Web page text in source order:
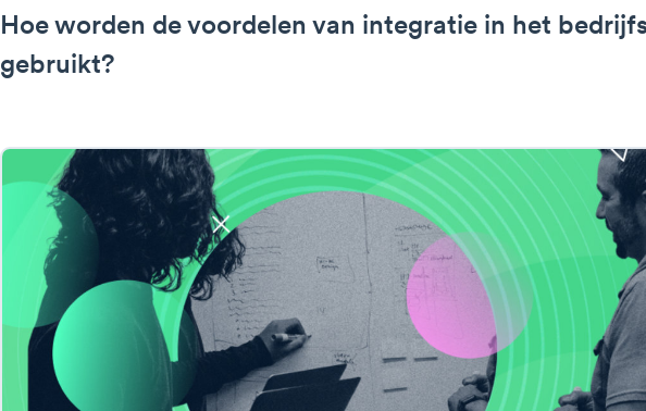
Hoe worden de voordelen van integratie in het
gebruikt?